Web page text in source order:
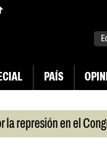
PAÍS
en el Congreso